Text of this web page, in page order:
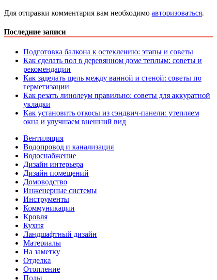
Для отправки комментария вам необходимо авторизоваться.
Последние записи
Подготовка балкона к остеклению: этапы и советы
Как сделать пол в деревянном доме теплым: советы и
рекомендации
Как заделать щель между ванной и стеной: советы по
герметизации
Как резать линолеум правильно: советы для аккуратной
укладки
Как установить откосы из сэндвич-панели: утепляем
окна и улучшаем внешний вид
Вентиляция
Водопровод и канализация
Водоснабжение
Дизайн интерьера
Дизайн помещений
Домоводство
Инженерные системы
Инструменты
Коммуникации
Кровля
Кухня
Ландшафтный дизайн
Материалы
На заметку
Отделка
Отопление
Полы